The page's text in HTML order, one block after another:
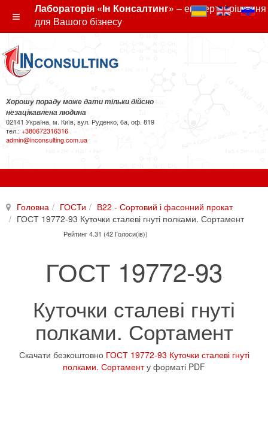
Лабораторія «Ін Консалтинг» – експертні рішення
для Вашого бізнесу
Хорошу пораду може дати тільки дійсно
незацікавлена людина
02141 Україна, м. Київ, вул. Руденко, 6а, оф. 819
тел.: +380672316316
admin@inconsulting.com.ua
Головна ГОСТи
В22 - Сортовий і фасонний прокат
ГОСТ 19772-93 Куточки сталеві гнуті полками. Сортамент
Рейтинг 4.31 (42 Голоси(ів))
ГОСТ 19772-93
Куточки сталеві гнуті
полками. Сортамент
Скачати безкоштовно ГОСТ 19772-93 Куточки сталеві гнуті
полками. Сортаменту форматі PDF